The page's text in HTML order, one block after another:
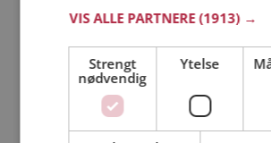
Bli medlem
Jeg er en: Mann
Min alder:
VIS ALLE PARTNERE(1913) →
Strengt
nødvendig
Ytelse